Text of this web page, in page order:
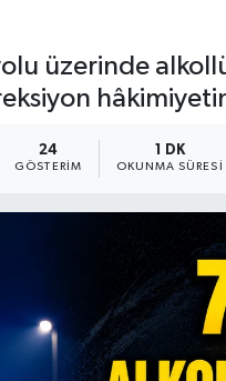
üzerinde
24
GÖSTERIM
1 DK
OKUNMA SÜRESI